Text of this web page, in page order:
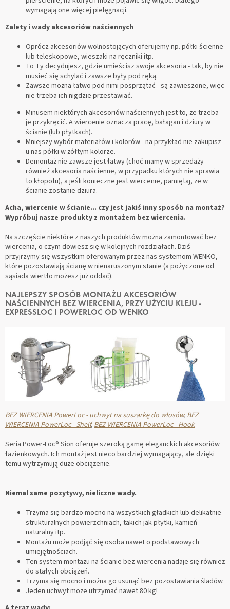
wymagają one więcej pielęgnacji.
Zalety i wady akcesoriów naściennych
Oprócz akcesoriów wolnostojących oferujemy np. półki ścienne
lub teleskopowe, wieszaki na ręczniki itp.
To Ty decydujesz, gdzie umieścisz swoje akcesoria - tak, by nie
musieć się schylać i zawsze były pod ręką.
Zawsze można łatwo pod nimi posprzątać - są zawieszone, więc
nie trzeba ich nigdzie przestawiać.
Minusem niektórych akcesoriów naściennych jest to, że trzeba
je przykręcić. A wiercenie oznacza pracę, bałagan i dziury w
ścianie (lub płytkach).
Mniejszy wybór materiałów i kolorów - na przykład nie zakupisz
u nas półki w żółtym kolorze.
Demontaż nie zawsze jest łatwy (choć mamy w sprzedaży
również akcesoria naścienne, w przypadku których nie sprawia
to kłopotu), a jeśli konieczne jest wiercenie, pamiętaj, że w
ścianie zostanie dziura.
Acha, wiercenie w ścianie... czy jest jakiś inny sposób na montaż?
Wypróbuj nasze produkty z montażem bez wiercenia.
Na szczęście niektóre z naszych produktów można zamontować bez
wiercenia, o czym dowiesz się w kolejnych rozdziałach. Dziś
przyjrzymy się wszystkim oferowanym przez nas systemom WENKO,
które pozostawiają ścianę w nienaruszonym stanie (a pożyczone od
sąsiada wiertło możesz już oddać).
NAJLEPSZY SPOSÓB MONTAŻU AKCESORIÓW
NAŚCIENNYCH BEZ WIERCENIA, PRZY UŻYCIU KLEJU -
EXPRESSLOC I POWERLOC OD WENKO
BEZ WIERCENIA PowerLoc - uchwyt na suszarkę do włosów, BEZ
WIERCENIA PowerLoc - Shelf,BEZ WIERCENIA PowerLoc - Hook
Seria Power-Loc® Sion oferuje szeroką gamę eleganckich akcesoriów
łazienkowych. Ich montaż jest nieco bardziej wymagający, ale dzięki
temu wytrzymują duże obciążenie.
Niemal same pozytywy, nieliczne wady.
Trzyma się bardzo mocno na wszystkich gładkich lub delikatnie
strukturalnych powierzchniach, takich jak płytki, kamień
naturalny itp.
Montażu może podjąć się osoba nawet o podstawowych
umiejętnościach.
Ten system montażu na ścianie bez wiercenia nadaje się również
do stałych obciążeń.
Trzyma się mocno i można go usunąć bez pozostawiania śladów.
Jeden uchwyt może utrzymać nawet 80 kg!